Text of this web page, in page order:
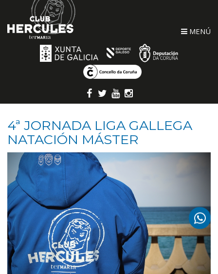
MENÚ
4ª JORNADA LIGA GALLEGA
NATACIÓN MÁSTER